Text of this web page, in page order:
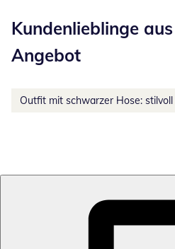
Kundenlieblinge
Angebot
Outfit mit schwarzer Hose: stilvoll